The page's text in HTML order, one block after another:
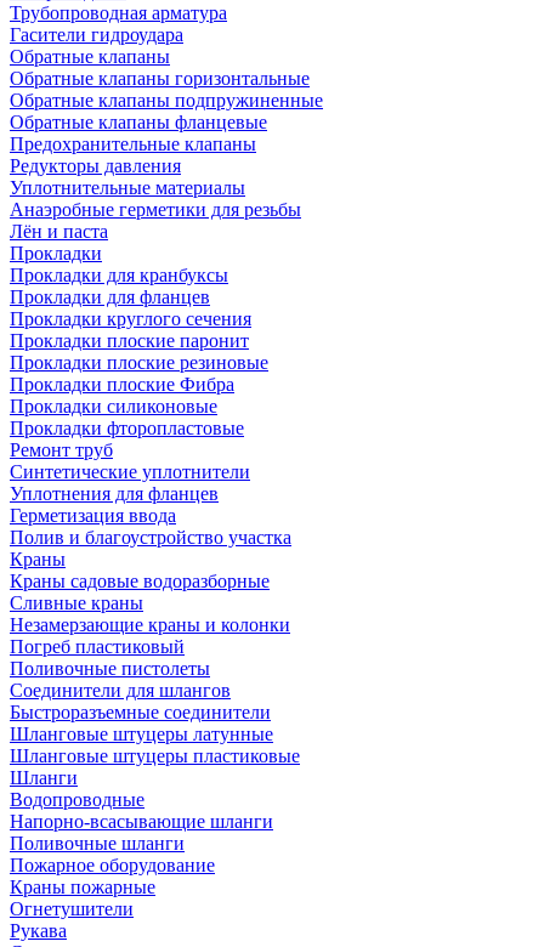
Трубопроводная арматура
Гасители гидроудара
Обратные клапаны
Обратные клапаны горизонтальные
Обратные клапаны подпружиненные
Обратные клапаны фланцевые
Предохранительные клапаны
Редукторы давления
Уплотнительные материалы
Анаэробные герметики для резьбы
Лён и паста
Прокладки
Прокладки для кранбуксы
Прокладки для фланцев
Прокладки круглого сечения
Прокладки плоские паронит
Прокладки плоские резиновые
Прокладки плоские Фибра
Прокладки силиконовые
Прокладки фторопластовые
Ремонт труб
Синтетические уплотнители
Уплотнения для фланцев
Герметизация ввода
Полив и благоустройство участка
Краны
Краны садовые водоразборные
Сливные краны
Незамерзающие краны и колонки
Погреб пластиковый
Поливочные пистолеты
Соединители для шлангов
Быстроразъемные соединители
Шланговые штуцеры латунные
Шланговые штуцеры пластиковые
Шланги
Водопроводные
Напорно-всасывающие шланги
Поливочные шланги
Пожарное оборудование
Краны пожарные
Огнетушители
Рукава